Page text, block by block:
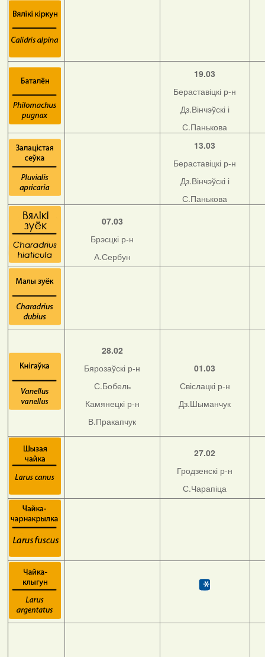
19.03
Бераставіцкі р-н
Дз.Вінчэўскі і
С.Панькова
13.03
Бераставіцкі р-н
Дз.Вінчэўскі і
С.Панькова
07.03
Брэсцкі р-н
А.Сербун
28.02
Бярозаўскі р-н
С.Бобель
Камянецкі р-н
В.Пракапчук
01.03
Свіслацкі р-н
Дз.Шыманчук
27.02
Гродзенскі р-н
С.Чарапіца